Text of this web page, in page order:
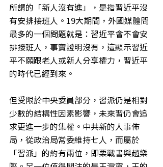
所謂的「新人沒有進」，是指習近平沒
有安排接班人。19大期間，外國媒體問
最多的一個問題就是：習近平會不會安
排接班人，事實證明沒有，這顯示習近
平不願跟老人或新人分享權力，習近平
的時代已經到來。
但受限於中央委員部分，習派仍是相對
少數的結構性因素影響，未來習仍會追
求更進一步的集權。中共新的人事佈
局，從政治局常委維持七人，而屬於
「習派」的約有兩位，即栗戰書與趙樂